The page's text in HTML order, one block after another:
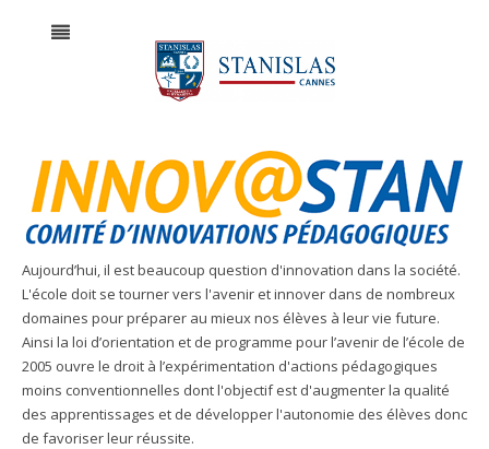
Aujourd’hui, il est beaucoup question d'innovation dans la société.
L'école doit se tourner vers l'avenir et innover dans de nombreux
domaines pour préparer au mieux nos élèves à leur vie future.
Ainsi la loi d’orientation et de programme pour l’avenir de l’école de
2005 ouvre le droit à l’expérimentation d'actions pédagogiques
moins conventionnelles dont l'objectif est d'augmenter la qualité
des apprentissages et de développer l'autonomie des élèves donc
de favoriser leur réussite.